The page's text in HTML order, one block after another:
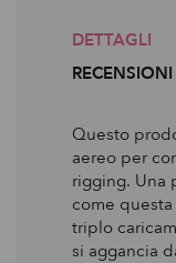
DETTAGLI
RECENSIONI
Questo
aereo per
rigging. Una
come
triplo
si aggancia